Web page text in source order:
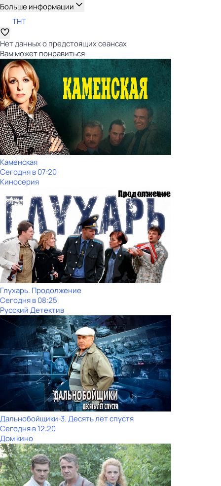
Больше информации
ТНТ
Нет данных о предстоящих сеансах
Вам может понравиться
Каменская
Сегодня в 07:20
Киносерия
Глухарь. Продолжение
Сегодня в 08:25
Русский Детектив
Дальнобойщики-3. Десять лет спустя
Сегодня в 12:20
Дом кино